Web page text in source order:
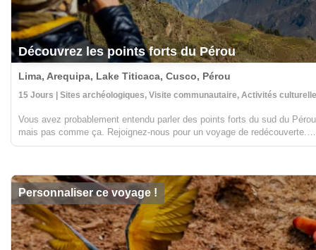
Découvrez les points forts du Pérou
Lima, Arequipa, Lake Titicaca, Cusco, Pérou
15 Jours | Sites archéologiques, Visite communautaire, Activités
Vous avez probablement entendu parler des points forts du sud du
mais pas comme ça. Rejoignez-nous pour un voyage de redécouverte.
Connectez Machu Picchu et les principaux points forts du Pérou avec le
Personnaliser ce voyage !